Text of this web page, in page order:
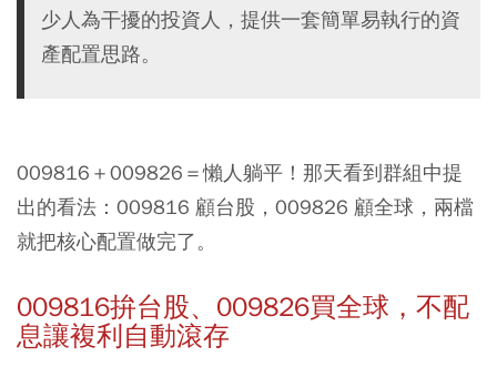
少人為干擾的投資人，提供一套簡單易執行的資
產配置思路。
009816 ＋009826 ＝懶人躺平！那天看到群組中提
出的看法：009816 顧台股，009826 顧全球，兩檔
就把核心配置做完了。
009816拚台股、009826買全球，不配
息讓複利自動滾存